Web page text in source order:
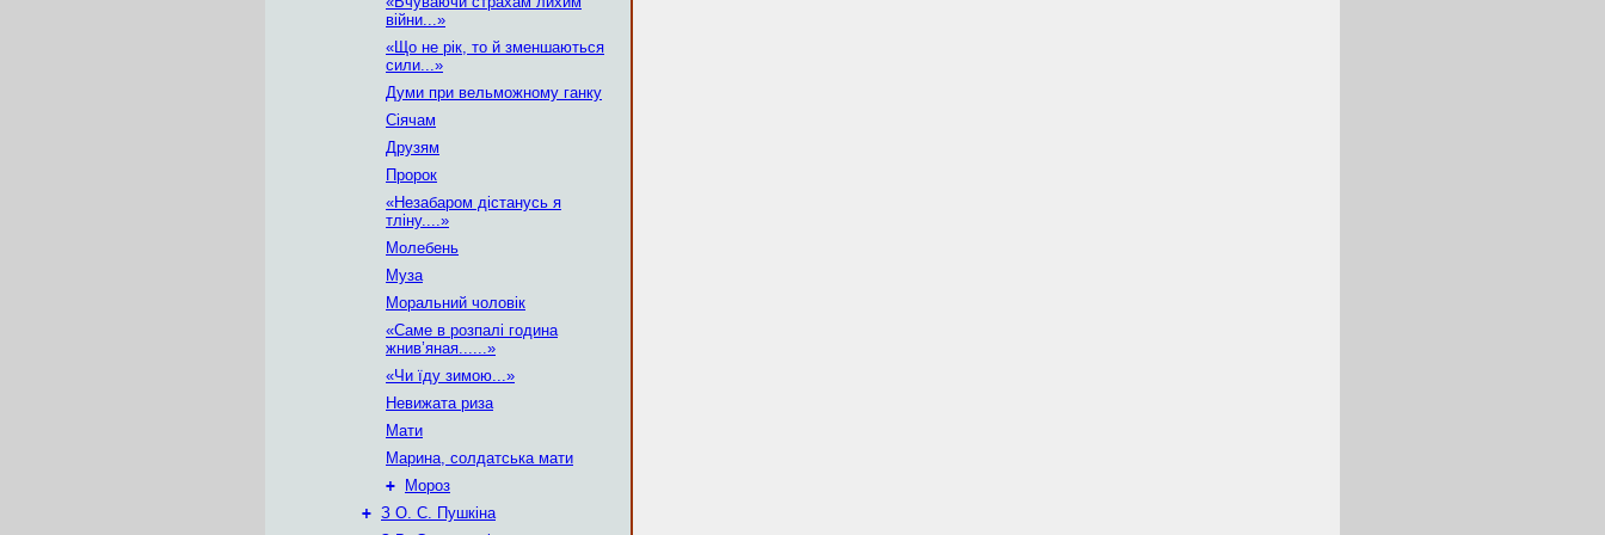
війни...»
«Що не рік, то й зменшаються
сили...»
Думи при вельможному ганку
Сіячам
Друзям
Пророк
«Незабаром дістанусь я
тліну....»
Молебень
Муза
Моральний чоловік
«Саме в розпалі година
жнив’яная......»
«Чи їду зимою...»
Невижата риза
Мати
Марина, солдатська мати
+
Мороз
+ З О. С. Пушкіна